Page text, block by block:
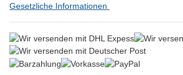
Gesetzliche Informationen